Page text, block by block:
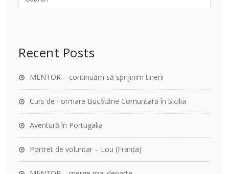
Recent Posts
MENTOR – continuăm să sprijinim tinerii
Curs de Formare Bucătărie Comuntară în Sicilia
Aventură în Portugalia
Portret de voluntar – Lou (Franța)